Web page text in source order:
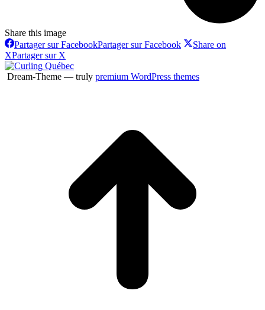
Share this image
Partager sur FacebookPartager sur Facebook
Share on
XPartager sur X
Dream-Theme — truly premium WordPress themes